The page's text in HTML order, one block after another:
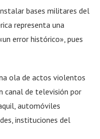
bases militares del
representa una
error histórico», pues
ola de actos violentos
canal de televisión por
automóviles
instituciones del